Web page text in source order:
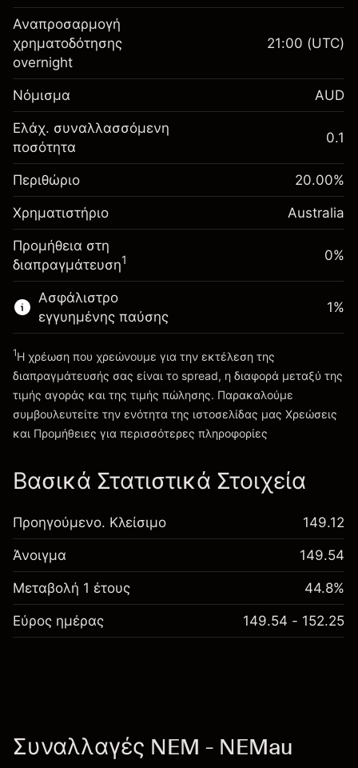
Περιθώριο. Η επένδυσή
σας
A$1,000.00
Αναπροσαρμογή
χρηματοδότησης κατά
τη διάρκεια της νύχτας
Χρεώσεις από την πλήρη
αξία της θέσης
-0.022801
Μέγεθος διαπραγμάτευσης με μόχλευση
~A$5,000.00
Χρήματα από μόχλευση ~
Πηγαίνετε στην πλατφόρμα
Περιθώριο. Η επένδυσή
σας
Αναπροσαρμογή
χρηματοδότησης κατά
τη διάρκεια της νύχτας
Χρεώσεις από την πλήρη
αξία της θέσης
0.000884
%
(A$0.04)
Μέγεθος διαπραγμάτευσης με μόχλευση
A$5,000.00
Χρήματα από μόχλευση ~
Πηγαίνετε στην πλατφόρμα
Αναπροσαρμογή
χρηματοδότησης
overnight
21:00 (UTC)
Νόμισμα AUD
Ελάχ. συναλλασσόμενη
ποσότητα
0.1
Περιθώριο 20.00%
Χρηματιστήριο Australia
Προμήθεια στη
διαπραγμάτευση1 0%
Ασφάλιστρο
εγγυημένης παύσης
Χρεώσεις και Τέλη
1%
1Η χρέωση που χρεώνουμε για την εκτέλεση της
διαπραγμάτευσής σας είναι το spread, η διαφορά μεταξύ της
τιμής αγοράς και της τιμής πώλησης. Παρακαλούμε
συμβουλευτείτε την ενότητα της ιστοσελίδας μας Χρεώσεις
και Προμήθειες για περισσότερες πληροφορίες
Βασικά Στατιστικά Στοιχεία
Προηγούμενο. Κλείσιμο 149.12
Άνοιγμα 149.54
Μεταβολή 1 έτους 44.8%
Εύρος ημέρας 149.54 - 152.25
Συναλλαγές NEM - NEMau